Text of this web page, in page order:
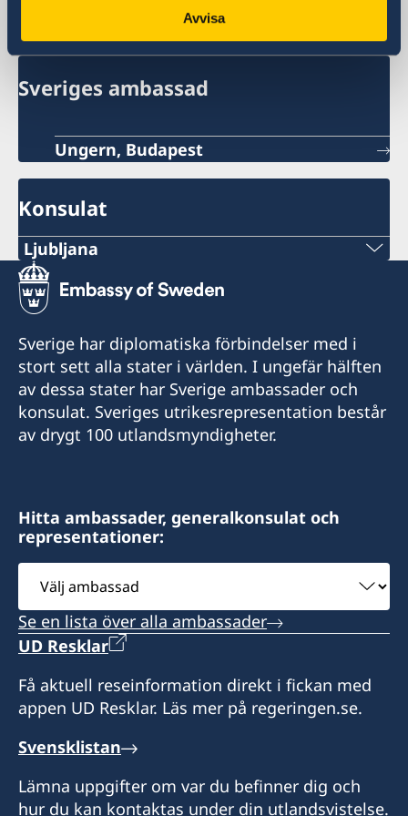
Avvisa
Sverige i Slovenien
Sveriges ambassad
Ungern, Budapest
Konsulat
Ljubljana
Telefonnummer:
+386 1-433 04 70
E-post:
office.ljubljana@swe-consulate.si
Sveriges honorära generalkonsulat
Öppettider: tisdag-torsdag 10.00-13.00
Konsulatet har inget bemyndigande att utfärda
pass
Honorär generalkonsul
Slobodan Sibinčič
Sverige har diplomatiska förbindelser med i
stort sett alla stater i världen. I ungefär hälften
av dessa stater har Sverige ambassader och
konsulat. Sveriges utrikesrepresentation består
av drygt 100 utlandsmyndigheter.
Hitta ambassader, generalkonsulat och
representationer:
Välj
ambassad
Se en lista över alla ambassader
UD Resklar
Få aktuell reseinformation direkt i fickan med
appen UD Resklar. Läs mer på regeringen.se.
Svensklistan
Lämna uppgifter om var du befinner dig och
hur du kan kontaktas under din utlandsvistelse.